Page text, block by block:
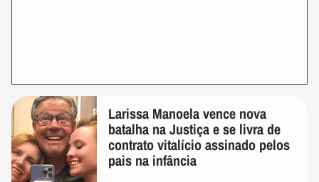
Larissa Manoela vence nova
batalha na Justiça e se livra de
contrato vitalício assinado pelos
pais na infância